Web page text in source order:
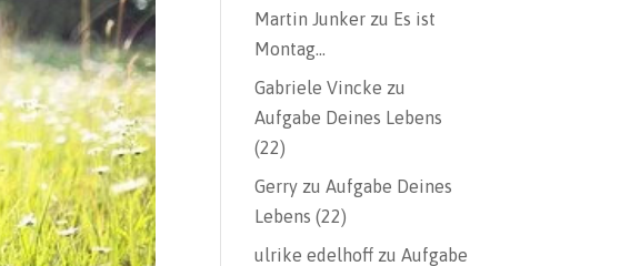
Martin Junker zu Es ist
Montag…
Gabriele Vincke zu
Aufgabe Deines Lebens
(22)
Gerry zuAufgabe Deines
Lebens (22)
ulrike edelhoff zuAufgabe